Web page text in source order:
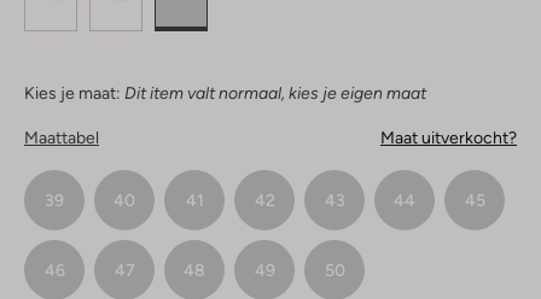
Kies je maat: Dit item valt normaal, kies je eigen maat
Maattabel Maat uitverkocht?
39 40 41 42 43 44 45
46 47 48 49 50